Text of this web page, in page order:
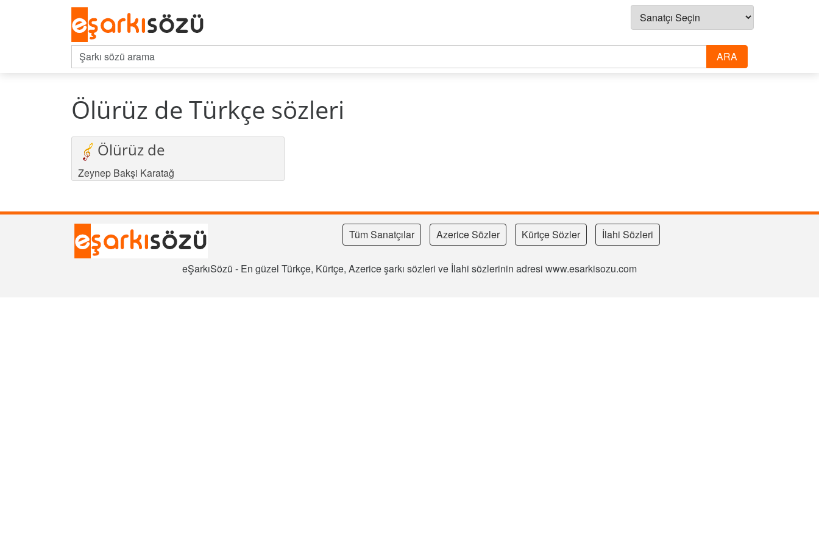
Ölürüz de Türkçe sözleri
Ölürüz de
Zeynep Bakşi Karatağ
Tüm Sanatçılar Azerice Sözler Kürtçe Sözler İlahi Sözleri
eŞarkıSözü - En güzel Türkçe, Kürtçe, Azerice şarkı sözleri ve İlahi sözlerinin adresi www.esarkisozu.com